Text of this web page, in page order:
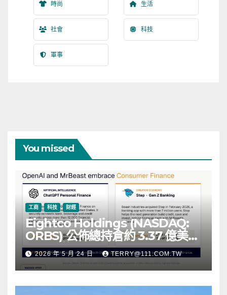
時尚 生活
社會 科技
軍事
You missed
工商 科技 財經
Eightco Holdings (NASDAQ:
ORBS) 公佈總持倉約 3.37 億美
元，涵蓋 OpenAI、Beast
Industries、超過 11,000 枚以太
幣 (ETH) 及逾 2.83 億枚 WLD 代
幣
2026 年 5 月 24 日 TERRY@111.COM.TW